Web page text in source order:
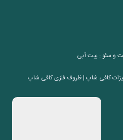
و سئو : بیت آبی
کافی شاپ | ظروف فلزی کافی شاپ